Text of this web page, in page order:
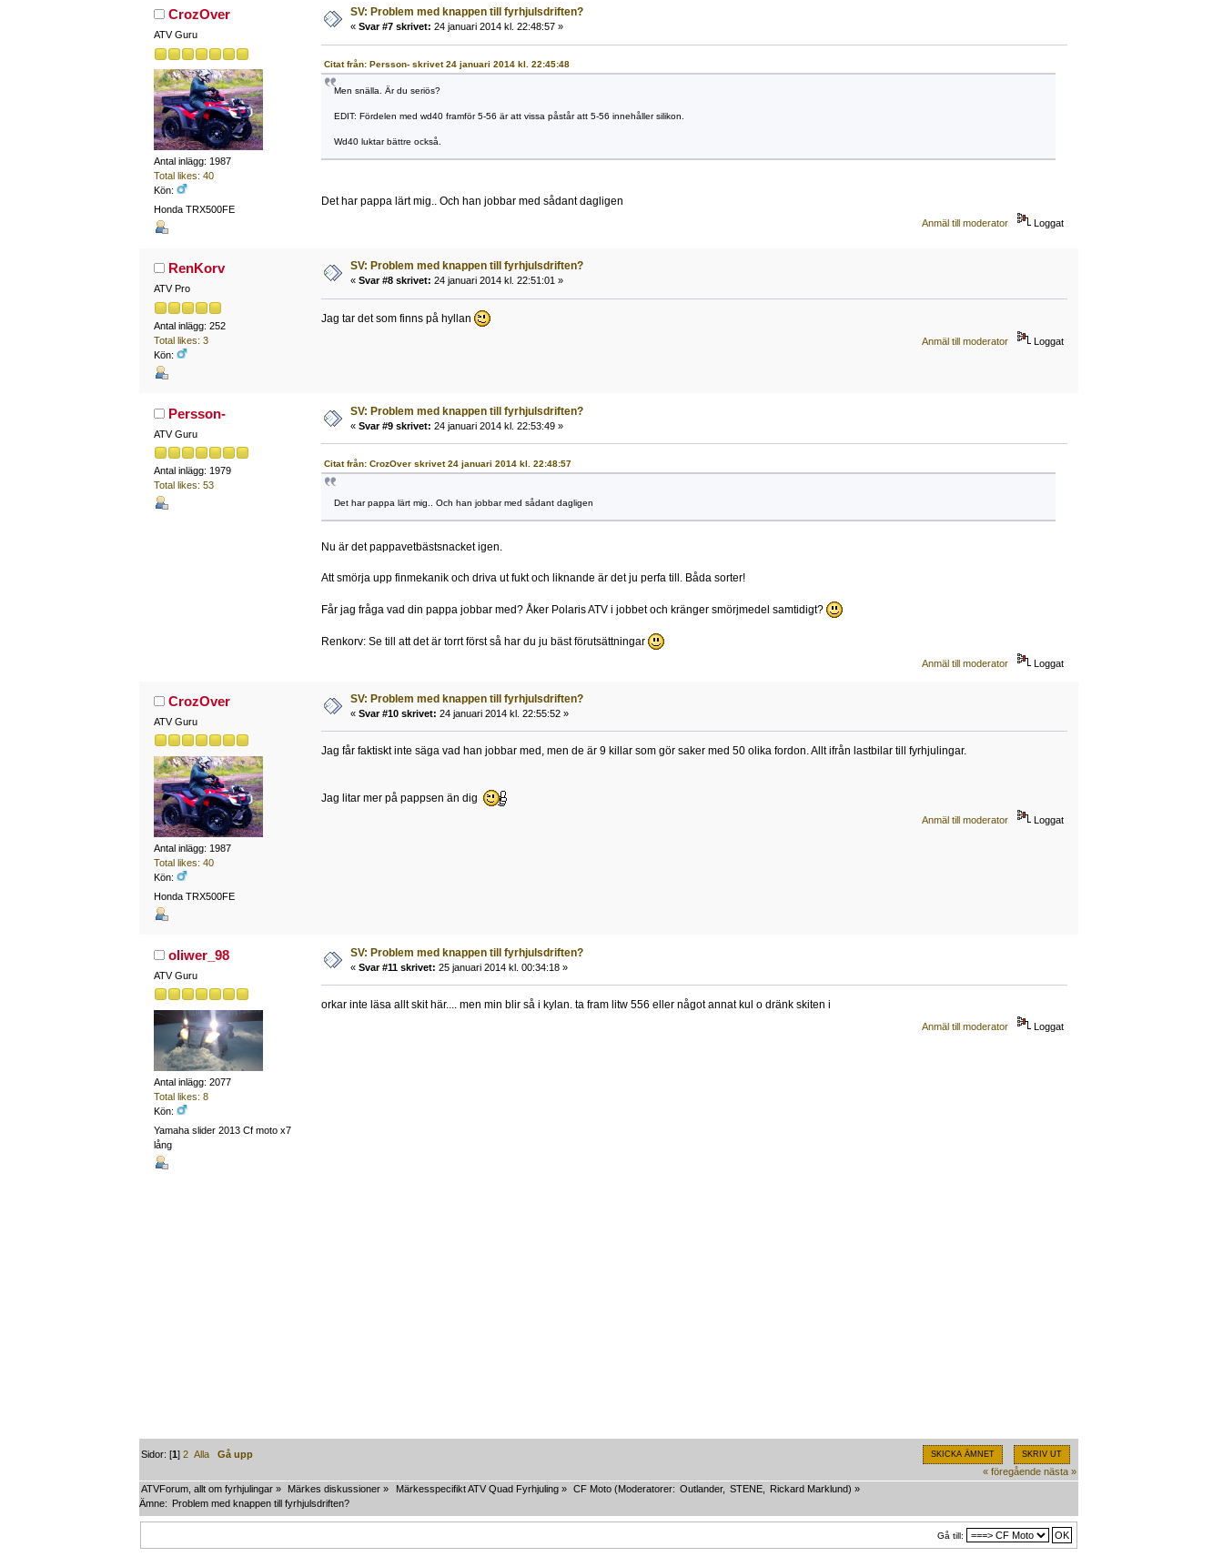
CrozOver
ATV Guru
Antal inlägg: 1987
Total likes: 40
Kön:
Honda TRX500FE
SV: Problem med knappen till fyrhjulsdriften?
« Svar #7 skrivet: 24 januari 2014 kl. 22:48:57 »
Citat från: Persson- skrivet 24 januari 2014 kl. 22:45:48
Men snälla. Är du seriös?
EDIT: Fördelen med wd40 framför 5-56 är att vissa påstår att 5-56 innehåller silikon.
Wd40 luktar bättre också.
Det har pappa lärt mig.. Och han jobbar med sådant dagligen
Anmäl till moderator Loggat
RenKorv
ATV Pro
Antal inlägg: 252
Total likes: 3
Kön:
SV: Problem med knappen till fyrhjulsdriften?
« Svar #8 skrivet: 24 januari 2014 kl. 22:51:01 »
Jag tar det som finns på hyllan
Anmäl till moderator Loggat
Persson-
ATV Guru
Antal inlägg: 1979
Total likes: 53
SV: Problem med knappen till fyrhjulsdriften?
« Svar #9 skrivet: 24 januari 2014 kl. 22:53:49 »
Citat från: CrozOver skrivet 24 januari 2014 kl. 22:48:57
Det har pappa lärt mig.. Och han jobbar med sådant dagligen
Nu är det pappavetbästsnacket igen.
Att smörja upp finmekanik och driva ut fukt och liknande är det ju perfa till. Båda sorter!
Får jag fråga vad din pappa jobbar med? Åker Polaris ATV i jobbet och kränger smörjmedel samtidigt?
Renkorv: Se till att det är torrt först så har du ju bäst förutsättningar
Anmäl till moderator Loggat
CrozOver
ATV Guru
Antal inlägg: 1987
Total likes: 40
Kön:
Honda TRX500FE
SV: Problem med knappen till fyrhjulsdriften?
« Svar #10 skrivet: 24 januari 2014 kl. 22:55:52 »
Jag får faktiskt inte säga vad han jobbar med, men de är 9 killar som gör saker med 50 olika fordon. Allt ifrån lastbilar till fyrhjulingar.
Jag litar mer på pappsen än dig
Anmäl till moderator Loggat
oliwer_98
ATV Guru
Antal inlägg: 2077
Total likes: 8
Kön:
Yamaha slider 2013 Cf moto x7
lång
SV: Problem med knappen till fyrhjulsdriften?
« Svar #11 skrivet: 25 januari 2014 kl. 00:34:18 »
orkar inte läsa allt skit här.... men min blir så i kylan. ta fram litw 556 eller något annat kul o dränk skiten i
Anmäl till moderator Loggat
SKICKA ÄMNET SKRIV UT
Sidor: [1]2 Alla
Gå upp
« föregående nästa »
ATVForum, allt om fyrhjulingar » Märkes diskussioner » Märkesspecifikt ATV Quad Fyrhjuling» CF Moto(Moderatorer: Outlander, STENE, Rickard Marklund) »
Ämne:
Problem med knappen till fyrhjulsdriften?
Gå till: